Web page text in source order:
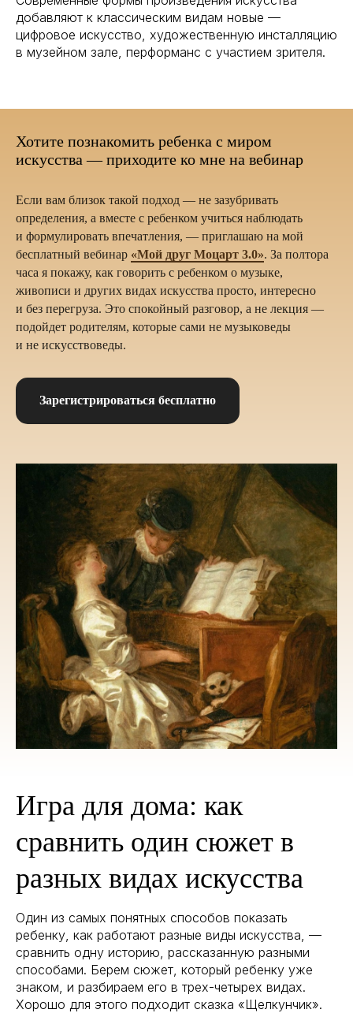
добавляют к классическим видам новые —
цифровое искусство, художественную инсталляцию
в музейном зале, перформанс с участием зрителя.
Хотите познакомить ребенка с миром
искусства — приходите ко мне на вебинар
Если вам близок такой подход — не зазубривать
определения, а вместе с ребенком учиться наблюдать
и формулировать впечатления, — приглашаю на мой
бесплатный вебинар «Мой друг Моцарт 3.0». За полтора
часа я покажу, как говорить с ребенком о музыке,
живописи и других видах искусства просто, интересно
и без перегруза. Это спокойный разговор, а не лекция —
подойдет родителям, которые сами не музыковеды
и не искусствоведы.
Зарегистрироваться бесплатно
Игра для дома: как
сравнить один сюжет в
разных видах искусства
Один из самых понятных способов показать
ребенку, как работают разные виды искусства, —
сравнить одну историю, рассказанную разными
способами. Берем сюжет, который ребенку уже
знаком, и разбираем его в трех-четырех видах.
Хорошо для этого подходит сказка «Щелкунчик».